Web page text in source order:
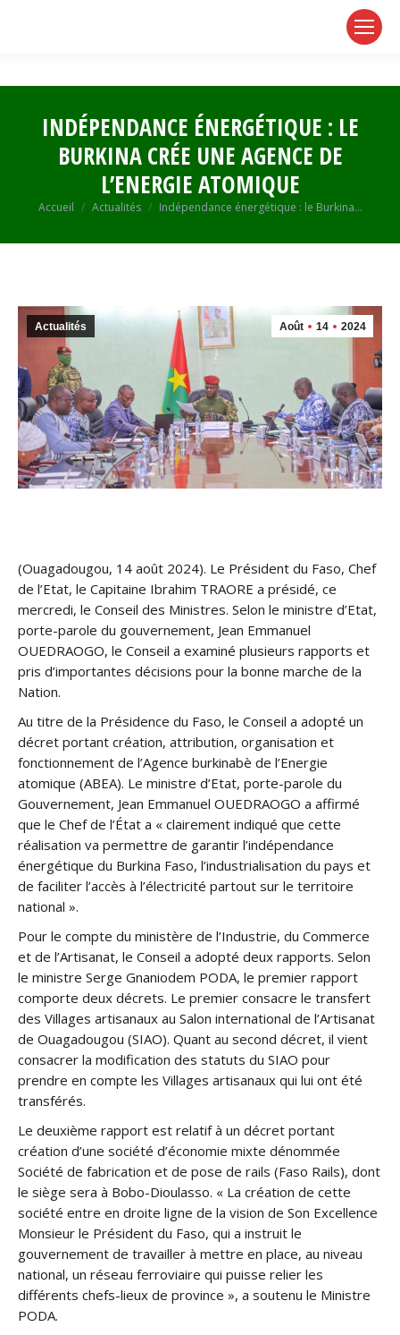
INDÉPENDANCE ÉNERGÉTIQUE : LE
BURKINA CRÉE UNE AGENCE DE
L’ENERGIE ATOMIQUE
Vous êtes ici :
Accueil Actualités Indépendance énergétique : le Burkina…
Août 14 2024
Actualités
(Ouagadougou, 14 août 2024). Le Président du Faso, Chef
de l’Etat, le Capitaine Ibrahim TRAORE a présidé, ce
mercredi, le Conseil des Ministres. Selon le ministre d’Etat,
porte-parole du gouvernement, Jean Emmanuel
OUEDRAOGO, le Conseil a examiné plusieurs rapports et
pris d’importantes décisions pour la bonne marche de la
Nation.
Au titre de la Présidence du Faso, le Conseil a adopté un
décret portant création, attribution, organisation et
fonctionnement de l’Agence burkinabè de l’Energie
atomique (ABEA). Le ministre d’Etat, porte-parole du
Gouvernement, Jean Emmanuel OUEDRAOGO a affirmé
que le Chef de l’État a « clairement indiqué que cette
réalisation va permettre de garantir l’indépendance
énergétique du Burkina Faso, l’industrialisation du pays et
de faciliter l’accès à l’électricité partout sur le territoire
national ».
Pour le compte du ministère de l’Industrie, du Commerce
et de l’Artisanat, le Conseil a adopté deux rapports. Selon
le ministre Serge Gnaniodem PODA, le premier rapport
comporte deux décrets. Le premier consacre le transfert
des Villages artisanaux au Salon international de l’Artisanat
de Ouagadougou (SIAO). Quant au second décret, il vient
consacrer la modification des statuts du SIAO pour
prendre en compte les Villages artisanaux qui lui ont été
transférés.
Le deuxième rapport est relatif à un décret portant
création d’une société d’économie mixte dénommée
Société de fabrication et de pose de rails (Faso Rails), dont
le siège sera à Bobo-Dioulasso. « La création de cette
société entre en droite ligne de la vision de Son Excellence
Monsieur le Président du Faso, qui a instruit le
gouvernement de travailler à mettre en place, au niveau
national, un réseau ferroviaire qui puisse relier les
différents chefs-lieux de province », a soutenu le Ministre
PODA.